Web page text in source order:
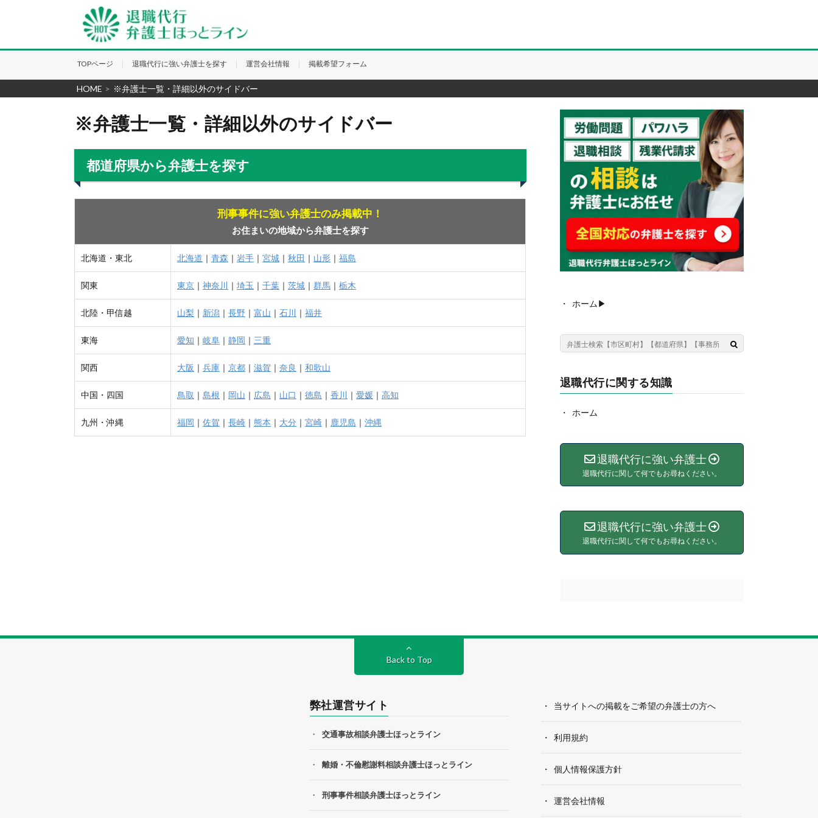
TOPページ 退職代行に強い弁護士を探す 運営会社情報 掲載希望フォーム
HOME > ※弁護士一覧・詳細以外のサイドバー
※弁護士一覧・詳細以外のサイドバー
都道府県から弁護士を探す
刑事事件に強い弁護士のみ掲載中！
お住まいの地域から弁護士を探す
北海道・東北 北海道 ｜ 青森 ｜ 岩手 ｜ 宮城 ｜ 秋田 ｜ 山形 ｜ 福島
関東 東京 ｜ 神奈川 ｜ 埼玉 ｜ 千葉 ｜ 茨城 ｜ 群馬 ｜ 栃木
北陸・甲信越 山梨 ｜ 新潟 ｜ 長野 ｜ 富山 ｜ 石川 ｜ 福井
東海 愛知 ｜ 岐阜 ｜ 静岡 ｜ 三重
関西 大阪 ｜ 兵庫 ｜ 京都 ｜ 滋賀 ｜ 奈良 ｜ 和歌山
中国・四国 鳥取 ｜ 島根 ｜ 岡山 ｜ 広島 ｜ 山口 ｜ 徳島 ｜ 香川 ｜ 愛媛 ｜ 高知
九州・沖縄 福岡 ｜ 佐賀 ｜ 長崎 ｜ 熊本 ｜ 大分 ｜ 宮崎 ｜ 鹿児島 ｜ 沖縄
ホーム▶︎
退職代行に関する知識
ホーム
退職代行に強い弁護士
退職代行に関して何でもお尋ねください。
退職代行に強い弁護士
退職代行に関して何でもお尋ねください。
Back to Top
弊社運営サイト
交通事故相談弁護士ほっとライン
離婚・不倫慰謝料相談弁護士ほっとライン
刑事事件相談弁護士ほっとライン
当サイトへの掲載をご希望の弁護士の方へ
利用規約
個人情報保護方針
運営会社情報